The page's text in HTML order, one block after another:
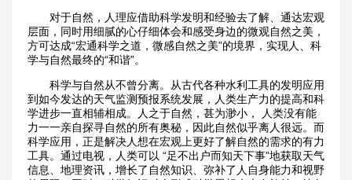
对于自然，人理应借助科学发明和经验去了解、通达宏观
层面，同时用细腻的心仔细体会和感受身边的微观自然之美，
方可达成“宏通科学之道，微感自然之美”的境界，实现人、科
学与自然最终的“和谐”。
科学与自然从不曾分离。从古代各种水利工具的发明应用
到如今发达的天气监测预报系统发展，人类生产力的提高和科
学进步一直相辅相成。人之于自然，甚为渺小， 人类没有能
力一一亲自探寻自然的所有奥秘，因此自然似乎离人很远。而
科学应用，正是解决人想在宏观上更好了解自然的需求的有力
工具。通过电视，人类可以 “足不出户而知天下事”地获取天气
信息、地理资讯，增长了自然知识、弥补了人自身能力和视野